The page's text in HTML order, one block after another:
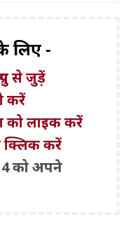
लिए -
से जुड़ें
करें
लाइक करें
क्लिक करें
को अपने